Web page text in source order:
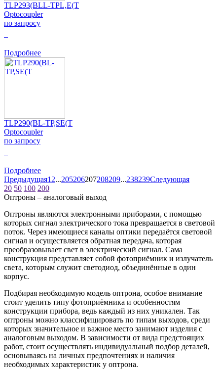
TLP293(BLL-TPL,E(T
Optocoupler
по запросу
Подробнее
TLP290(BL-TP,SE(T
Optocoupler
по запросу
Подробнее
Предыдущая1 2...205206207208209...238239Следующая
20 50 100 200
Оптроны – аналоговый выход
Оптроны являются электронными приборами, с помощью
которых сигнал электрического тока превращается в световой
поток. Через имеющиеся каналы оптики передаётся световой
сигнал и осуществляется обратная передача, которая
преобразовывает свет в электрический сигнал. Сама
конструкция представляет собой фотоприёмник и излучатель
света, которым служит светодиод, объединённые в один
корпус.
Подбирая необходимую модель оптрона, особое внимание
стоит уделить типу фотоприёмника и особенностям
конструкции прибора, ведь каждый из них уникален. Так
оптроны можно классифицировать по типам выходов, среди
которых значительное и важное место занимают изделия с
аналоговым выходом. В зависимости от вида предстоящих
работ, стоит осуществлять индивидуальный подбор деталей,
основываясь на личных предпочтениях и наличия
необходимых характеристик у оптрона.